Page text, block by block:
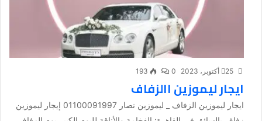
25 أكتوبر، 2023 0
193
ايجار ليموزين االزفاف
ايجار ليموزين الزفاف _ ليموزين نصار 01100091997 إيجار ليموزين